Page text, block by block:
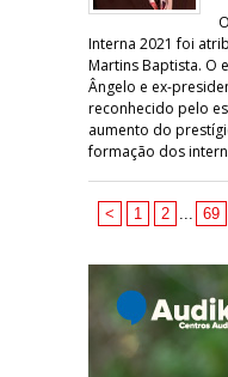
Interna 2021 foi
Martins Baptista. O
Ângelo e ex-
reconhecido pelo
aumento do
formação dos
< 1 2 69